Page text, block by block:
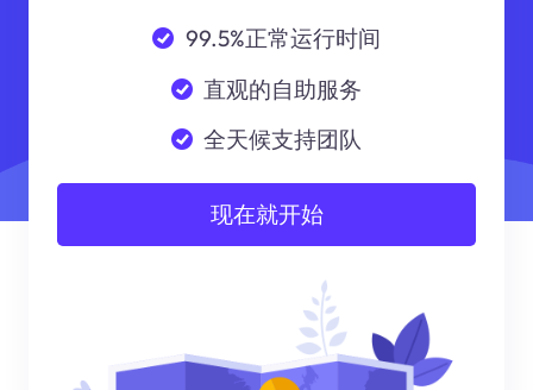
99.5%正常运行时间
直观的自助服务
全天候支持团队
现在就开始